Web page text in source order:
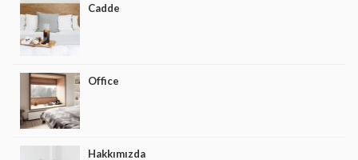
Cadde
Office
Hakkımızda